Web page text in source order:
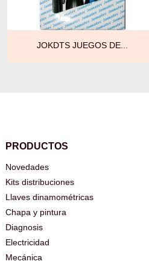
Vista rápida
JOKDTS JUEGOS DE...
PRODUCTOS
Novedades
Kits distribuciones
Llaves dinamométricas
Chapa y pintura
Diagnosis
Electricidad
Mecánica